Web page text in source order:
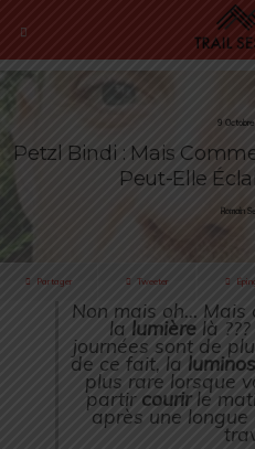
9
Petzl Bindi : Mais
Peut-Elle
Romain
Partager Tweeter
Non mais oh… Mais
la lumière là
journées sont de
de ce fait, la
plus rare lorsque
partir courirle
après une